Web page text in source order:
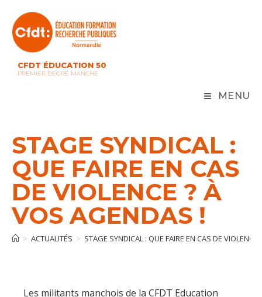
content
CFDT ÉDUCATION 50
PREMIER DEGRÉ MANCHE
MENU
STAGE SYNDICAL :
QUE FAIRE EN CAS
DE VIOLENCE ? À
VOS AGENDAS !
> ACTUALITÉS > STAGE SYNDICAL : QUE FAIRE EN CAS DE
Les militants manchois de la CFDT Education